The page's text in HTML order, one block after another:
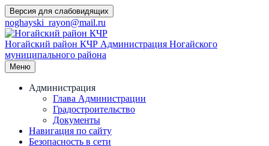
Перейти
к
содержимому
Версия для слабовидящих
noghayski_rayon@mail.ru
Ногайский район КЧР Администрация Ногайского
муниципального района
Меню
Администрация
Глава Администрации
Градостроительство
Документы
Навигация по сайту
Безопасность в сети